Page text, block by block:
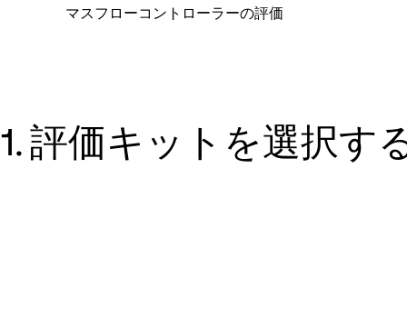
マスフローコントローラーの評価
1. 評価キットを選択す